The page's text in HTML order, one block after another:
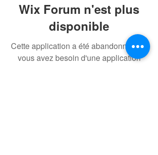
Wix Forum n'est plus
disponible
Cette application a été abandonnée. Si
vous avez besoin d'une application